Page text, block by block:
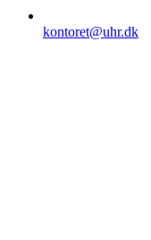
kontoret@uhr.dk